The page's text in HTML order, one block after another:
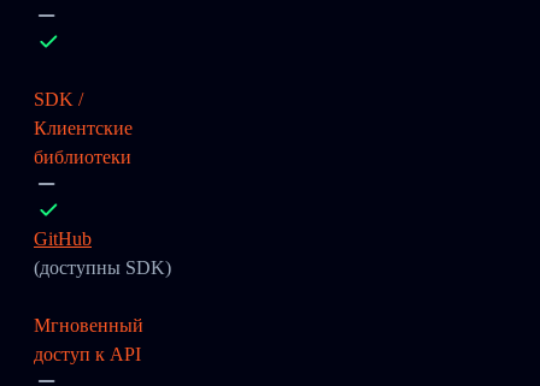
SDK /
Клиентские
библиотеки
GitHub
(доступны SDK)
Мгновенный
доступ к API